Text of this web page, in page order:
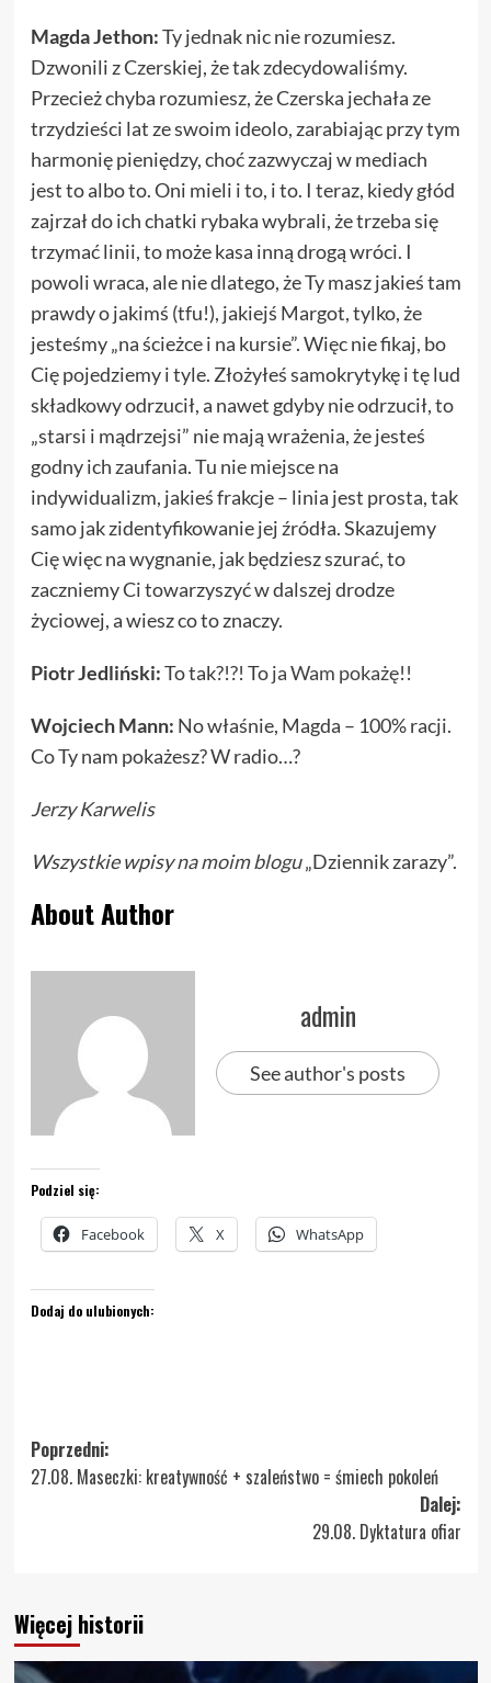
Magda Jethon:Ty jednak nic nie rozumiesz.
Dzwonili z Czerskiej, że tak zdecydowaliśmy.
Przecież chyba rozumiesz, że Czerska jechała ze
trzydzieści lat ze swoim ideolo, zarabiając przy tym
harmonię pieniędzy, choć zazwyczaj w mediach
jest to albo to. Oni mieli i to, i to. I teraz, kiedy głód
zajrzał do ich chatki rybaka wybrali, że trzeba się
trzymać linii, to może kasa inną drogą wróci. I
powoli wraca, ale nie dlatego, że Ty masz jakieś tam
prawdy o jakimś (tfu!), jakiejś Margot, tylko, że
jesteśmy „na ścieżce i na kursie”. Więc nie fikaj, bo
Cię pojedziemy i tyle. Złożyłeś samokrytykę i tę lud
składkowy odrzucił, a nawet gdyby nie odrzucił, to
„starsi i mądrzejsi” nie mają wrażenia, że jesteś
godny ich zaufania. Tu nie miejsce na
indywidualizm, jakieś frakcje – linia jest prosta, tak
samo jak zidentyfikowanie jej źródła. Skazujemy
Cię więc na wygnanie, jak będziesz szurać, to
zaczniemy Ci towarzyszyć w dalszej drodze
życiowej, a wiesz co to znaczy.
Piotr Jedliński:To tak?!?! Toja Wam pokażę!!
Wojciech Mann: No właśnie, Magda – 100% racji.
Co Ty nam pokażesz? W radio…?
Jerzy Karwelis
Wszystkie wpisyna moim blogu„Dziennik zarazy”.
About Author
admin
See author's posts
Podziel się:
Facebook X WhatsApp
Dodaj do ulubionych:
Zobacz
wpisy
Poprzedni:
27.08. Maseczki: kreatywność + szaleństwo = śmiech pokoleń
Dalej:
29.08. Dyktatura ofiar
Więcej historii